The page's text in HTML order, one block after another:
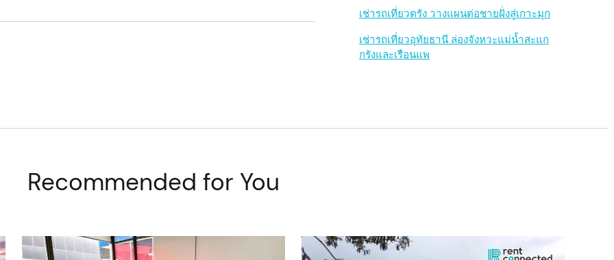
เช่ารถเที่ยวตรัง วางแผนต่อชายฝั่งสู่เกาะมุก
เช่ารถเที่ยวอุทัยธานี ล่องจังหวะแม่น้ำสะแก
กรังและเรือนแพ
Recommended for You